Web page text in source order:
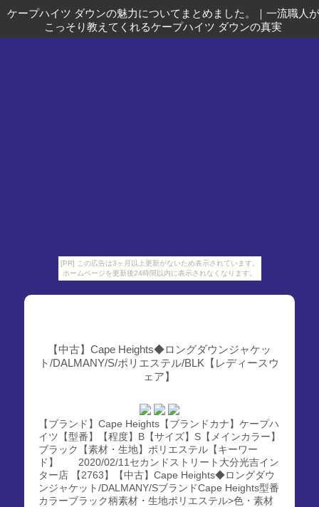
[PR] この広告は3ヶ月以上更新がないため表示されています。
ホームページを更新後24時間以内に表示されなくなります。
ケープハイツ ダウンの魅力についてまとめました。 ｜ 一流職人が
こっそり教えてくれるケープハイツ ダウンの真実
【中古】Cape Heights◆ロングダウンジャケッ
ト/DALMANY/S/ポリエステル/BLK【レディースウ
ェア】
【ブランド】Cape Heights【ブランドカナ】ケープハ
イツ【型番】【程度】B【サイズ】S【メインカラー】
ブラック【素材・生地】ポリエステル【キーワー
ド】 2020/02/11セカンドストリート大分光吉イン
ター店 【2763】【中古】Cape Heights◆ロングダウ
ンジャケット/DALMANY/SブランドCape Heights型番
カラーブラック柄素材・生地ポリエステル>色・素材